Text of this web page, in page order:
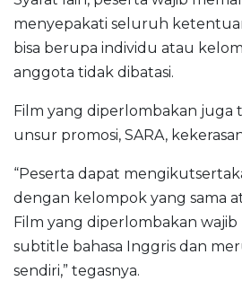
menyepakati seluruh
bisa berupa individu atau
anggota tidak dibatasi.
Film yang diperlombakan juga
unsur promosi, SARA,
“Peserta dapat
dengan kelompok yang sama
Film yang diperlombakan
subtitle bahasa Inggris dan
sendiri,” tegasnya.